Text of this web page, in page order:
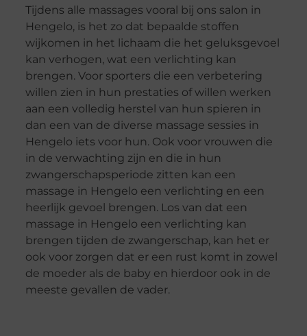
Tijdens alle massages vooral bij ons salon in
Hengelo, is het zo dat bepaalde stoffen
wijkomen in het lichaam die het geluksgevoel
kan verhogen, wat een verlichting kan
brengen. Voor sporters die een verbetering
willen zien in hun prestaties of willen werken
aan een volledig herstel van hun spieren in
dan een van de diverse massage sessies in
Hengelo iets voor hun. Ook voor vrouwen die
in de verwachting zijn en die in hun
zwangerschapsperiode zitten kan een
massage in Hengelo een verlichting en een
heerlijk gevoel brengen. Los van dat een
massage in Hengelo een verlichting kan
brengen tijden de zwangerschap, kan het er
ook voor zorgen dat er een rust komt in zowel
de moeder als de baby en hierdoor ook in de
meeste gevallen de vader.